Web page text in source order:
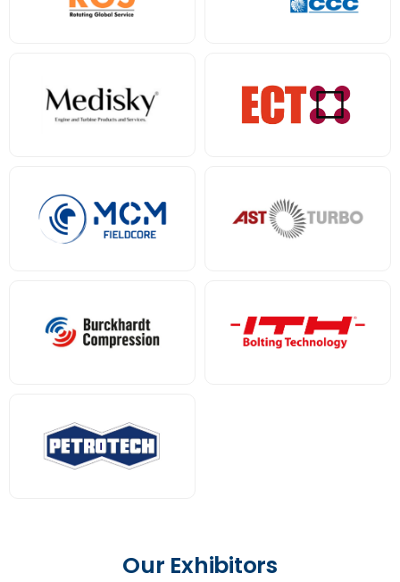
Our Exhibitors